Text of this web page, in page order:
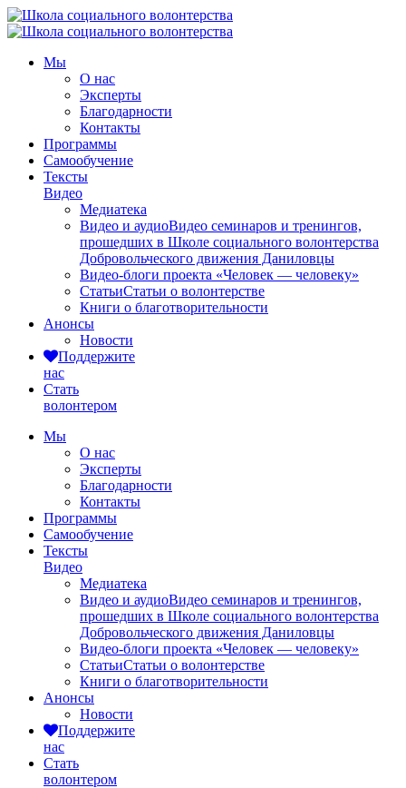
Мы
О нас
Эксперты
Благодарности
Контакты
Программы
Самообучение
Тексты
Видео
Медиатека
Видео и аудиоВидео семинаров и тренингов,
прошедших в Школе социального волонтерства
Добровольческого движения Даниловцы
Видео-блоги проекта «Человек — человеку»
СтатьиСтатьи о волонтерстве
Книги о благотворительности
Анонсы
Новости
Поддержите
нас
Стать
волонтером
Мы
О нас
Эксперты
Благодарности
Контакты
Программы
Самообучение
Тексты
Видео
Медиатека
Видео и аудиоВидео семинаров и тренингов,
прошедших в Школе социального волонтерства
Добровольческого движения Даниловцы
Видео-блоги проекта «Человек — человеку»
СтатьиСтатьи о волонтерстве
Книги о благотворительности
Анонсы
Новости
Поддержите
нас
Стать
волонтером